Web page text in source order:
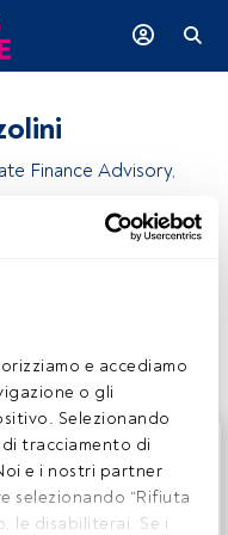
e accediamo
o gli
Selezionando
tracciamento di
e i nostri partner
selezionando “Rifiuta
le disabiliterai. Se i
Finance Advisory,
FundsPeople. Se
Login. Se non
registrarti per scoprire
da offrire.